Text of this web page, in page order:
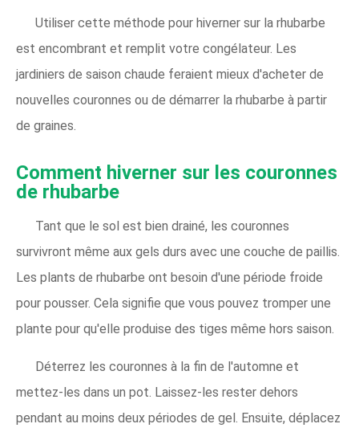
Utiliser cette méthode pour hiverner sur la rhubarbe
est encombrant et remplit votre congélateur. Les
jardiniers de saison chaude feraient mieux d'acheter de
nouvelles couronnes ou de démarrer la rhubarbe à partir
de graines.
Comment hiverner sur les couronnes
de rhubarbe
Tant que le sol est bien drainé, les couronnes
survivront même aux gels durs avec une couche de paillis.
Les plants de rhubarbe ont besoin d'une période froide
pour pousser. Cela signifie que vous pouvez tromper une
plante pour qu'elle produise des tiges même hors saison.
Déterrez les couronnes à la fin de l'automne et
mettez-les dans un pot. Laissez-les rester dehors
pendant au moins deux périodes de gel. Ensuite, déplacez